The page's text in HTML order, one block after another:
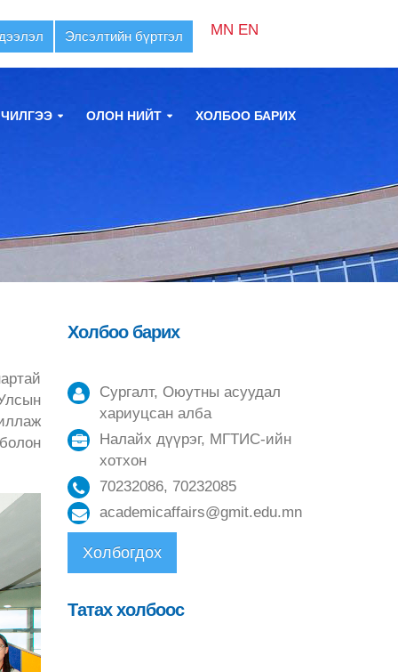
Элсэлтийн бүртгэл MN EN
ОЛОН НИЙТ ХОЛБОО БАРИХ
Холбоо барих
Сургалт, Оюутны асуудал
хариуцсан алба
Налайх дүүрэг, МГТИС-ийн
хотхон
70232086, 70232085
academicaffairs@gmit.edu.mn
Холбогдох
Татах холбоос